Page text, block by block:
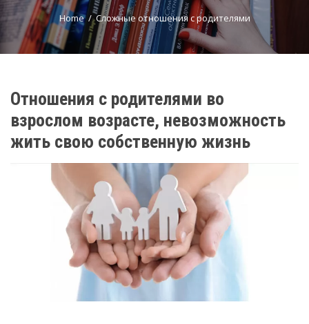
Home Сложные отношения с родителями
Отношения с родителями во
взрослом возрасте, невозможность
жить свою собственную жизнь